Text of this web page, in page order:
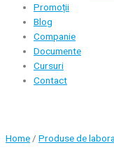
Promoții
Blog
Companie
Documente
Cursuri
Contact
Home / Produse de